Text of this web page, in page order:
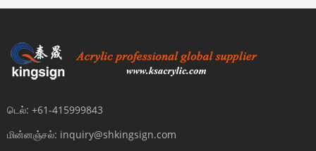
டெல்: +61-415999843
மின்னஞ்சல்: inquiry@shkingsign.com